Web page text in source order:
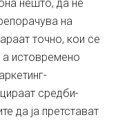
нешто, да не
на
точно, кои се
а истовремено
средби-
да ја претстават